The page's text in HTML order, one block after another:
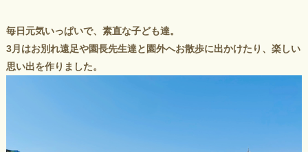
毎日元気いっぱいで、素直な子ども達。
3月はお別れ遠足や園長先生達と園外へお散歩に出かけたり、楽しい
思い出を作りました。